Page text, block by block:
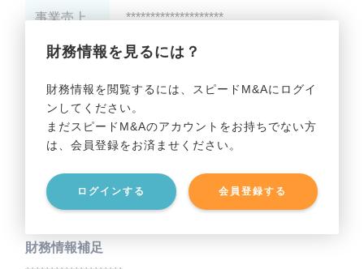
財務情報を見るには？
財務情報を閲覧するには、スピードM&Aにログイ
ンしてください。
まだスピードM&Aのアカウントをお持ちでない方
は、会員登録をお済ませください。
ログインする 会員登録する
事業売上 ********************
事業利益 ********************
貸借対照表（B/S）
事業資産 ********************
事業負債 ********************
財務情報補足